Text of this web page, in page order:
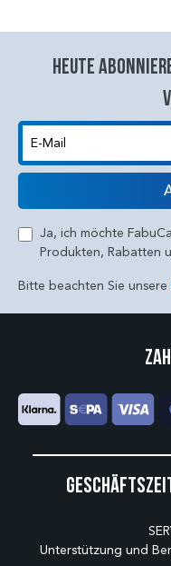
Heute
E-Mail
Ja, ich möchte
Produkten, Rabatten
Bitte beachten Sie unsere
Unterstützung und